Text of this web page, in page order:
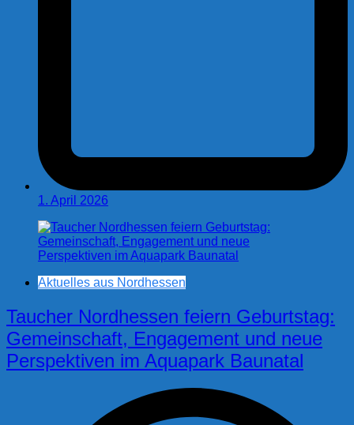
1. April 2026
Aktuelles aus Nordhessen
Taucher Nordhessen feiern Geburtstag:
Gemeinschaft, Engagement und neue
Perspektiven im Aquapark Baunatal